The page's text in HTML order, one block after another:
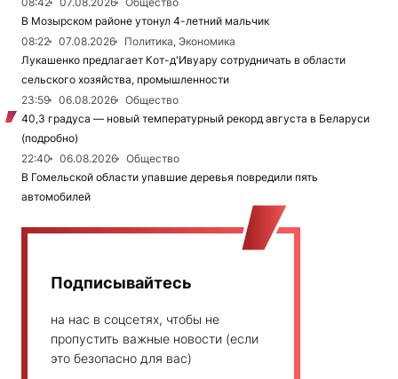
В Мозырском районе утонул 4-летний мальчик
08:22
07.08.2026
Политика, Экономика
Лукашенко предлагает Кот-д'Ивуару сотрудничать в области
сельского хозяйства, промышленности
23:59
06.08.2026
Общество
40,3 градуса — новый температурный рекорд августа в Беларуси
(подробно)
22:40
06.08.2026
Общество
В Гомельской области упавшие деревья повредили пять
автомобилей
Подписывайтесь
на нас в соцсетях, чтобы не
пропустить важные новости (если
это безопасно для вас)